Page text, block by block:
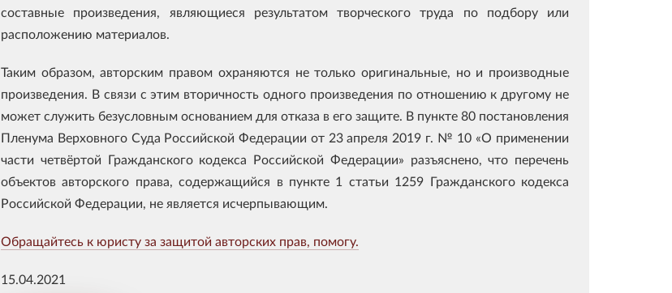
составные произведения, являющиеся результатом творческого труда по подбору или
расположению материалов.
Таким образом, авторским правом охраняются не только оригинальные, но и производные
произведения. В связи с этим вторичность одного произведения по отношению к другому не
может служить безусловным основанием для отказа в его защите. В пункте 80 постановления
Пленума Верховного Суда Российской Федерации от 23 апреля 2019 г. № 10 «О применении
части четвёртой Гражданского кодекса Российской Федерации» разъяснено, что перечень
объектов авторского права, содержащийся в пункте 1 статьи 1259 Гражданского кодекса
Российской Федерации, не является исчерпывающим.
Обращайтесь к юристу за защитой авторских прав, помогу.
15.04.2021